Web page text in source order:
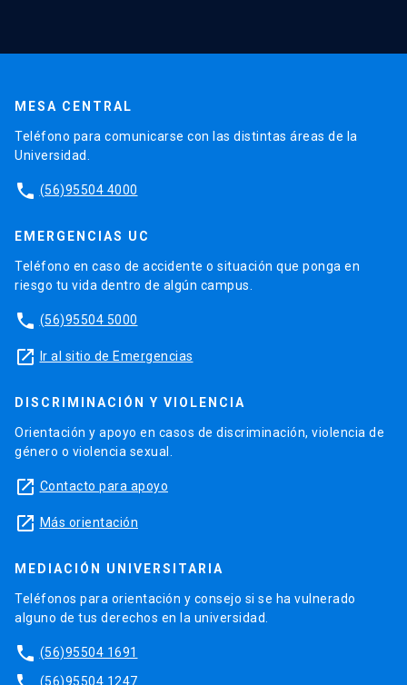
MESA CENTRAL
Teléfono para comunicarse con las distintas áreas de la
Universidad.
phone (56)95504 4000
EMERGENCIAS UC
Teléfono en caso de accidente o situación que ponga en
riesgo tu vida dentro de algún campus.
phone (56)95504 5000
launch Ir al sitio de Emergencias
DISCRIMINACIÓN Y VIOLENCIA
Orientación y apoyo en casos de discriminación, violencia de
género o violencia sexual.
launch Contacto para apoyo
launch Más orientación
MEDIACIÓN UNIVERSITARIA
Teléfonos para orientación y consejo si se ha vulnerado
alguno de tus derechos en la universidad.
phone (56)95504 1691
(56)95504 1247